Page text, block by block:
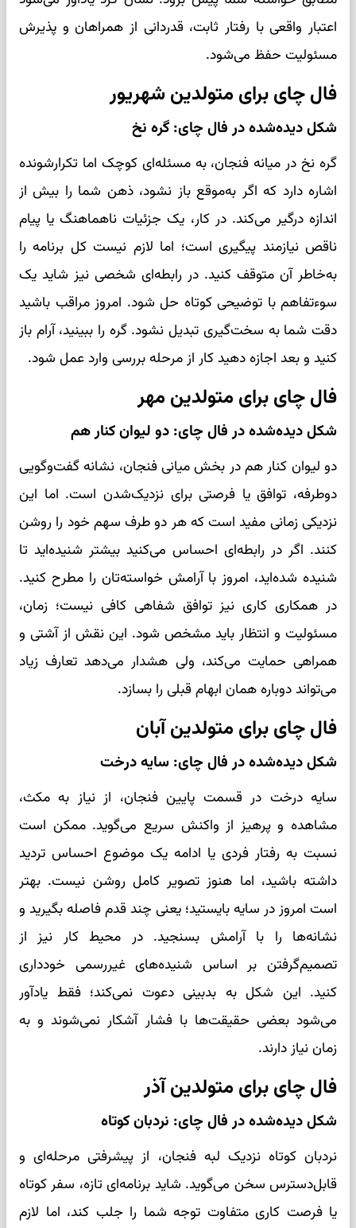
اعتبار واقعی با رفتار ثابت، قدردانی از همراهان و پذیرش
مسئولیت حفظ می‌شود.
فال چای برای متولدین شهریور
شکل دیده‌شده در فال چای: گره نخ
گره نخ در میانه فنجان، به مسئله‌ای کوچک اما تکرارشونده
اشاره دارد که اگر به‌موقع باز نشود، ذهن شما را بیش از
اندازه درگیر می‌کند. در کار، یک جزئیات ناهماهنگ یا پیام
ناقص نیازمند پیگیری است؛ اما لازم نیست کل برنامه را
به‌خاطر آن متوقف کنید. در رابطه‌ای شخصی نیز شاید یک
سوءتفاهم با توضیحی کوتاه حل شود. امروز مراقب باشید
دقت شما به سخت‌گیری تبدیل نشود. گره را ببینید، آرام باز
کنید و بعد اجازه دهید کار از مرحله بررسی وارد عمل شود.
فال چای برای متولدین مهر
شکل دیده‌شده در فال چای: دو لیوان کنار هم
دو لیوان کنار هم در بخش میانی فنجان، نشانه گفت‌وگویی
دوطرفه، توافق یا فرصتی برای نزدیک‌شدن است. اما این
نزدیکی زمانی مفید است که هر دو طرف سهم خود را روشن
کنند. اگر در رابطه‌ای احساس می‌کنید بیشتر شنیده‌اید تا
شنیده شده‌اید، امروز با آرامش خواسته‌تان را مطرح کنید.
در همکاری کاری نیز توافق شفاهی کافی نیست؛ زمان،
مسئولیت و انتظار باید مشخص شود. این نقش از آشتی و
همراهی حمایت می‌کند، ولی هشدار می‌دهد تعارف زیاد
می‌تواند دوباره همان ابهام قبلی را بسازد.
فال چای برای متولدین آبان
شکل دیده‌شده در فال چای: سایه درخت
سایه درخت در قسمت پایین فنجان، از نیاز به مکث،
مشاهده و پرهیز از واکنش سریع می‌گوید. ممکن است
نسبت به رفتار فردی یا ادامه یک موضوع احساس تردید
داشته باشید، اما هنوز تصویر کامل روشن نیست. بهتر
است امروز در سایه بایستید؛ یعنی چند قدم فاصله بگیرید و
نشانه‌ها را با آرامش بسنجید. در محیط کار نیز از
تصمیم‌گرفتن بر اساس شنیده‌های غیررسمی خودداری
کنید. این شکل به بدبینی دعوت نمی‌کند؛ فقط یادآور
می‌شود بعضی حقیقت‌ها با فشار آشکار نمی‌شوند و به
زمان نیاز دارند.
فال چای برای متولدین آذر
شکل دیده‌شده در فال چای: نردبان کوتاه
نردبان کوتاه نزدیک لبه فنجان، از پیشرفتی مرحله‌ای و
قابل‌دسترس سخن می‌گوید. شاید برنامه‌ای تازه، سفر کوتاه
یا فرصت کاری متفاوت توجه شما را جلب کند، اما لازم